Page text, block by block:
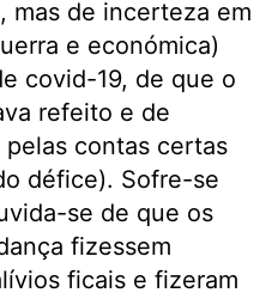
mas de incerteza em
e económica)
covid-19, de que o
refeito e de
contas certas
défice). Sofre-se
se de que os
fizessem
ficais e fizeram